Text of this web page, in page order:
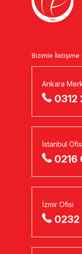
Bizimle İletişime
Ankara
0312
İstanbul
0216
İzmir Ofisi
0232